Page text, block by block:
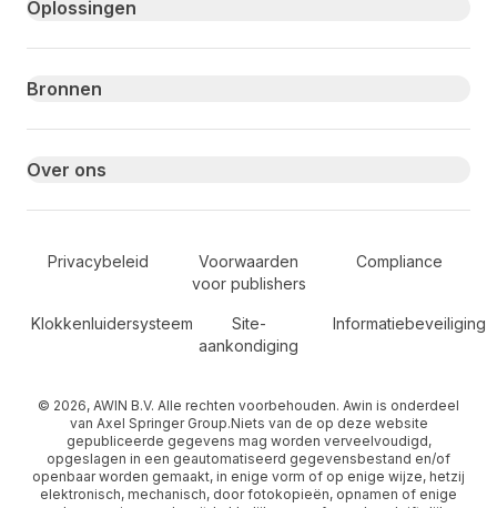
Primary footer navigation
Oplossingen
Bronnen
Over ons
Secondary Footer Navigation
Privacybeleid
Voorwaarden
voor publishers
Compliance
Klokkenluidersysteem
Site-
aankondiging
Informatiebeveiliging
© 2026, AWIN B.V. Alle rechten voorbehouden. Awin is onderdeel
van Axel Springer Group.Niets van de op deze website
gepubliceerde gegevens mag worden verveelvoudigd,
opgeslagen in een geautomatiseerd gegevensbestand en/of
openbaar worden gemaakt, in enige vorm of op enige wijze, hetzij
elektronisch, mechanisch, door fotokopieën, opnamen of enige